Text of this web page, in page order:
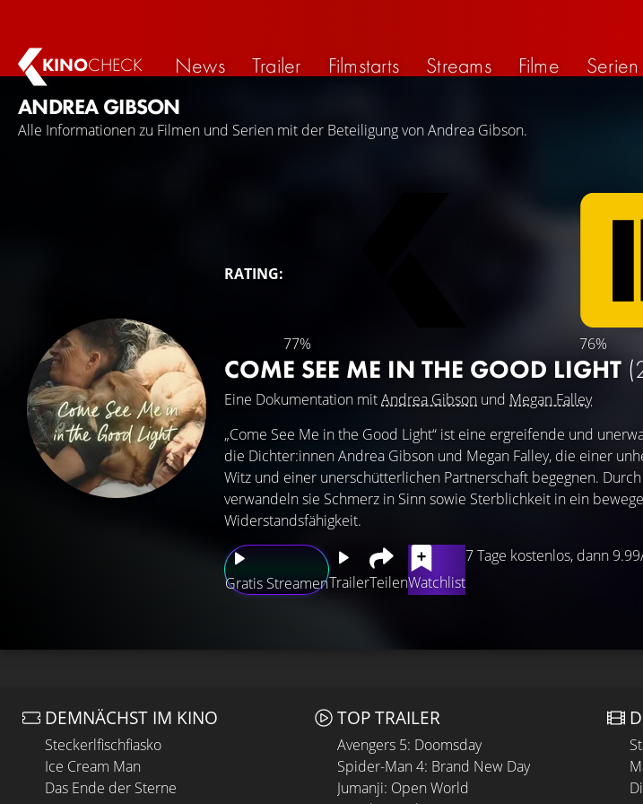
KINOCHECK News Trailer Filmstarts Streams Filme Serien
ANDREA GIBSON
Alle Informationen zu Filmen und Serien mit der Beteiligung von Andrea Gibson.
RATING:
77% 76%
COME SEE ME IN THE GOOD LIGHT
Eine Dokumentation mitAndrea Gibson und Megan Falley
Gratis StreamenTrailerTeilenWatchlist
7 Tage kostenlos, dann
„Come See Me in the Good Light“ ist eine ergreifende und
die Dichter:innen Andrea Gibson und Megan Falley, die einer
Witz und einer unerschütterlichen Partnerschaft begegnen.
verwandeln sie Schmerz in Sinn sowie Sterblichkeit in ein
Widerstandsfähigkeit.
DEMNÄCHST IM KINO
Steckerlfischfiasko
Ice Cream Man
Das Ende der Sterne
TOP TRAILER
Avengers 5: Doomsday
Spider-Man 4: Brand New Day
Jumanji: Open World